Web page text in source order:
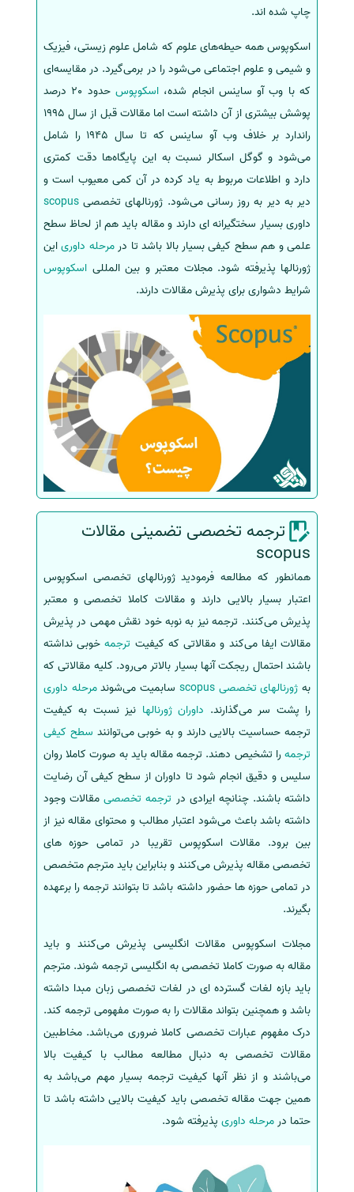
چاپ شده اند.
اسکوپوس همه حیطه‌های علوم که شامل علوم زیستی، فیزیک
و شیمی و علوم اجتماعی می‌شود را در برمی‌گیرد. در مقایسه‌ای
که با وب آو ساینس انجام شده،اسکوپوس
حدود 20 درصد
پوشش بیشتری از آن داشته‌ است اما مقالات قبل از سال 1995
راندارد بر خلاف وب آو ساینس که تا سال 1945 را شامل
می‌شود و گوگل اسکالر نسبت به این پایگاه‌ها دقت کمتری
دارد و اطلاعات مربوط به یاد کرده در آن کمی معیوب است و
دیر به دیر به روز رسانی می‌شود. ژورنالهای تخصصی scopus
داوری بسیار سختگیرانه ای دارند و مقاله باید هم از لحاظ سطح
علمی و هم سطح کیفی بسیار بالا باشد تا درمرحله داوریاین
ژورنالها پذیرفته شود. مجلات معتبر و بین المللی اسکوپوس
شرایط دشواری برای پذیرش مقالات دارند.
ترجمه تخصصی تضمینی مقالات
scopus
همانطور که مطالعه فرمودید ژورنالهای تخصصی اسکوپوس
اعتبار بسیار بالایی دارند و مقالات کاملا تخصصی و معتبر
پذیرش می‌کنند. ترجمه نیز به نوبه خود نقش مهمی در پذیرش
مقالات ایفا می‌کند و مقالاتی که کیفیت ترجمه خوبی نداشته
باشند احتمال ریجکت آنها بسیار بالاتر می‌رود. کلیه مقالاتی که
به ژورنالهای تخصصی scopus سابمیت می‌شوندمرحله داوری
را پشت سر می‌گذارند. داوران ژورنالها نیز نسبت به کیفیت
ترجمه حساسیت بالایی دارند و به خوبی می‌توانند سطح کیفی
ترجمهرا تشخیص دهند. ترجمه مقاله باید به صورت کاملا روان
سلیس و دقیق انجام شود تا داوران از سطح کیفی آن رضایت
داشته باشند. چنانچه ایرادی در ترجمه تخصصیمقالات وجود
داشته باشد باعث می‌شود اعتبار مطالب و محتوای مقاله نیز از
بین برود. مقالات اسکوپوس تقریبا در تمامی حوزه های
تخصصی مقاله پذیرش می‌کنند و بنابراین باید مترجم متخصص
در تمامی حوزه ها حضور داشته باشد تا بتوانند ترجمه را برعهده
بگیرند.
مجلات اسکوپوس مقالات انگلیسی پذیرش می‌کنند و باید
مقاله به صورت کاملا تخصصی به انگلیسی ترجمه شوند. مترجم
باید بازه لغات گسترده ای در لغات تخصصی زبان مبدا داشته
باشد و همچنین بتواند مقالات را به صورت مفهومی ترجمه کند.
درک مفهوم عبارات تخصصی کاملا ضروری می‌باشد. مخاطبین
مقالات تخصصی به دنبال مطالعه مطالب با کیفیت بالا
می‌باشند و از نظر آنها کیفیت ترجمه بسیار مهم می‌باشد به
همین جهت مقاله تخصصی باید کیفیت بالایی داشته باشد تا
حتما در مرحله داوری پذیرفته شود.